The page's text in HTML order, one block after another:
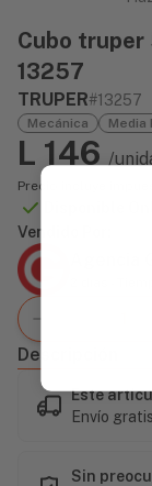
Cubo
13257
TRUPER#13257
Mecánica Media
L 146 /
Precio incluye
Vendido Por:
Descripción
Este
Envío
Sin